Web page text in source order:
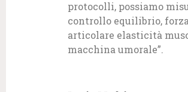
protocolli, possiamo
controllo equilibrio,
articolare elasticità
macchina umorale”.